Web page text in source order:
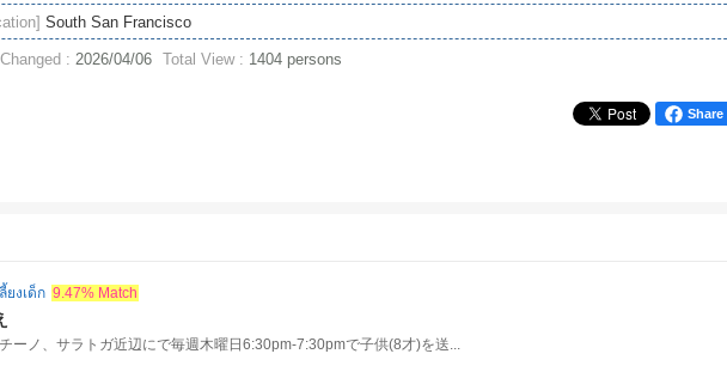
South San Francisco
Changed : 2026/04/06 Total View : 1404 persons
Share
ยงเด็ก 9.47% Match
ーノ、サラトガ近辺にで毎週木曜日6:30pm-7:30pmで子供(8才)を送...